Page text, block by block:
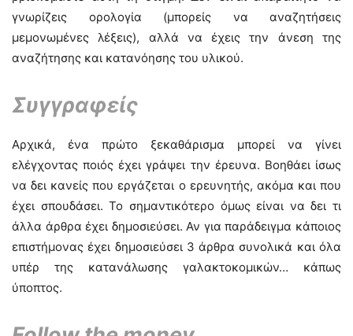
γνωρίζεις ορολογία (μπορείς να αναζητήσεις
μεμονωμένες λέξεις), αλλά να έχεις την άνεση της
αναζήτησης και κατανόησης του υλικού.
Συγγραφείς
Αρχικά, ένα πρώτο ξεκαθάρισμα μπορεί να γίνει
ελέγχοντας ποιός έχει γράψει την έρευνα. Βοηθάει ίσως
να δει κανείς που εργάζεται ο ερευνητής, ακόμα και που
έχει σπουδάσει. Το σημαντικότερο όμως είναι να δει τι
άλλα άρθρα έχει δημοσιεύσει. Αν για παράδειγμα κάποιος
επιστήμονας έχει δημοσιεύσει 3 άρθρα συνολικά και όλα
υπέρ της κατανάλωσης γαλακτοκομικών… κάπως
ύποπτος.